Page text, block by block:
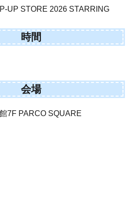
UP STORE 2026 STARRING
時間
会場
7F PARCO SQUARE